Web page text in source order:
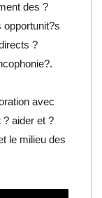
des ?
?
avec
aider et ?
le milieu des